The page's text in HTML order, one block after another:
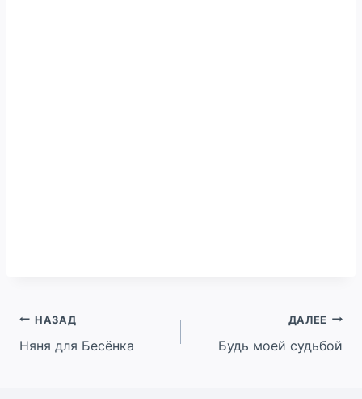
Навигация
по
НАЗАД
Няня для Бесёнка
ДАЛЕЕ
Будь моей судьбой